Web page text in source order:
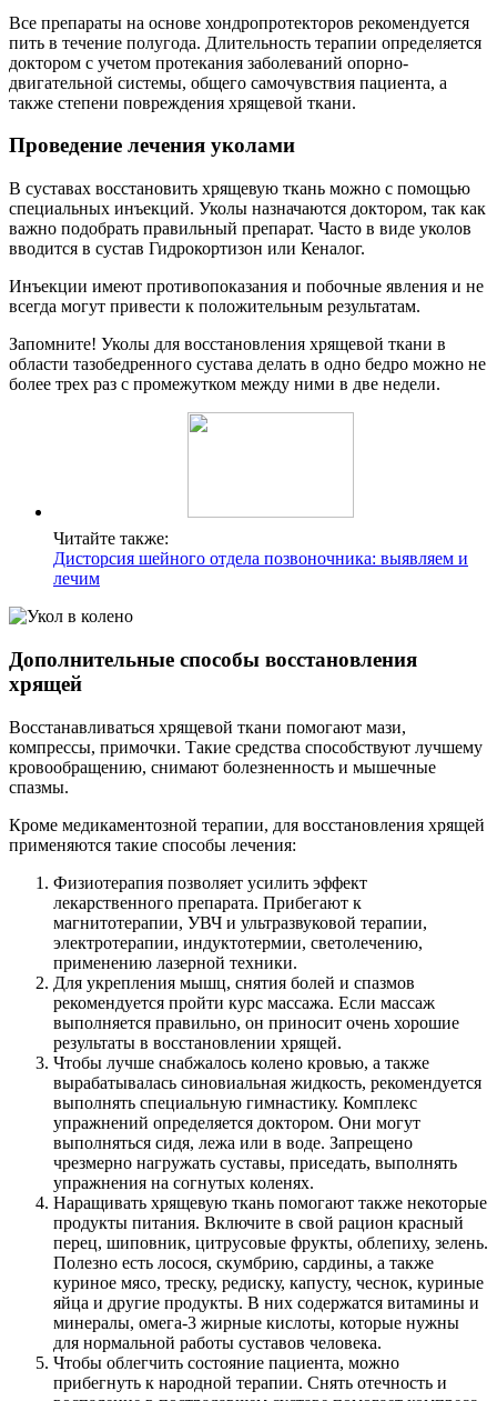
Все препараты на основе хондропротекторов рекомендуется
пить в течение полугода. Длительность терапии определяется
доктором с учетом протекания заболеваний опорно-
двигательной системы, общего самочувствия пациента, а
также степени повреждения хрящевой ткани.
Проведение лечения уколами
В суставах восстановить хрящевую ткань можно с помощью
специальных инъекций. Уколы назначаются доктором, так как
важно подобрать правильный препарат. Часто в виде уколов
вводится в сустав Гидрокортизон или Кеналог.
Инъекции имеют противопоказания и побочные явления и не
всегда могут привести к положительным результатам.
Запомните! Уколы для восстановления хрящевой ткани в
области тазобедренного сустава делать в одно бедро можно не
более трех раз с промежутком между ними в две недели.
Читайте также:
Дисторсия шейного отдела позвоночника: выявляем и
лечим
Дополнительные способы восстановления
хрящей
Восстанавливаться хрящевой ткани помогают мази,
компрессы, примочки. Такие средства способствуют лучшему
кровообращению, снимают болезненность и мышечные
спазмы.
Кроме медикаментозной терапии, для восстановления хрящей
применяются такие способы лечения:
Физиотерапия позволяет усилить эффект
лекарственного препарата. Прибегают к
магнитотерапии, УВЧ и ультразвуковой терапии,
электротерапии, индуктотермии, светолечению,
применению лазерной техники.
Для укрепления мышц, снятия болей и спазмов
рекомендуется пройти курс массажа. Если массаж
выполняется правильно, он приносит очень хорошие
результаты в восстановлении хрящей.
Чтобы лучше снабжалось колено кровью, а также
вырабатывалась синовиальная жидкость, рекомендуется
выполнять специальную гимнастику. Комплекс
упражнений определяется доктором. Они могут
выполняться сидя, лежа или в воде. Запрещено
чрезмерно нагружать суставы, приседать, выполнять
упражнения на согнутых коленях.
Наращивать хрящевую ткань помогают также некоторые
продукты питания. Включите в свой рацион красный
перец, шиповник, цитрусовые фрукты, облепиху, зелень.
Полезно есть лосося, скумбрию, сардины, а также
куриное мясо, треску, редиску, капусту, чеснок, куриные
яйца и другие продукты. В них содержатся витамины и
минералы, омега-3 жирные кислоты, которые нужны
для нормальной работы суставов человека.
Чтобы облегчить состояние пациента, можно
прибегнуть к народной терапии. Снять отечность и